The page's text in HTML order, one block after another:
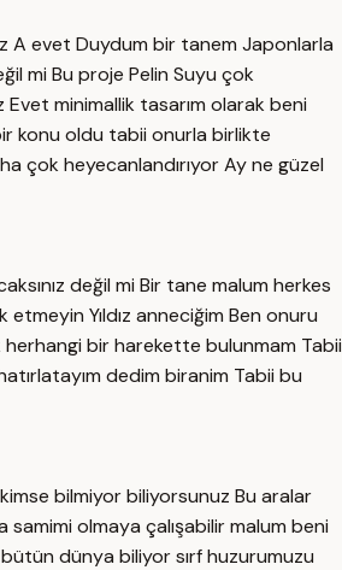
A evet Duydum bir tanem Japonlarla
mi Bu proje Pelin Suyu çok
Evet minimallik tasarım olarak beni
konu oldu tabii onurla birlikte
çok heyecanlandırıyor Ay ne güzel
değil mi Bir tane malum herkes
etmeyin Yıldız anneciğim Ben onuru
bir harekette bulunmam Tabii
dedim biranim Tabii bu
bilmiyor biliyorsunuz Bu aralar
samimi olmaya çalışabilir malum beni
dünya biliyor sırf huzurumuzu